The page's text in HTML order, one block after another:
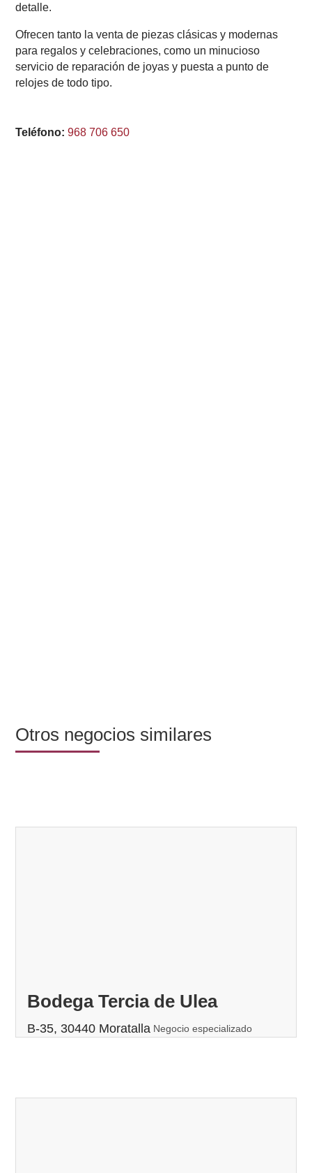
detalle.
Ofrecen tanto la venta de piezas clásicas y modernas
para regalos y celebraciones, como un minucioso
servicio de reparación de joyas y puesta a punto de
relojes de todo tipo.
Teléfono: 968 706 650
Otros negocios similares
Bodega Tercia de Ulea
B-35, 30440 Moratalla Negocio especializado